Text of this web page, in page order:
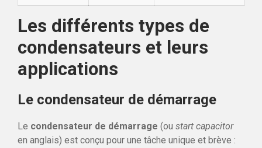
Les différents types de
condensateurs et leurs
applications
Le condensateur de démarrage
Le condensateur de démarrage (ou start capacitor
en anglais) est conçu pour une tâche unique et brève :